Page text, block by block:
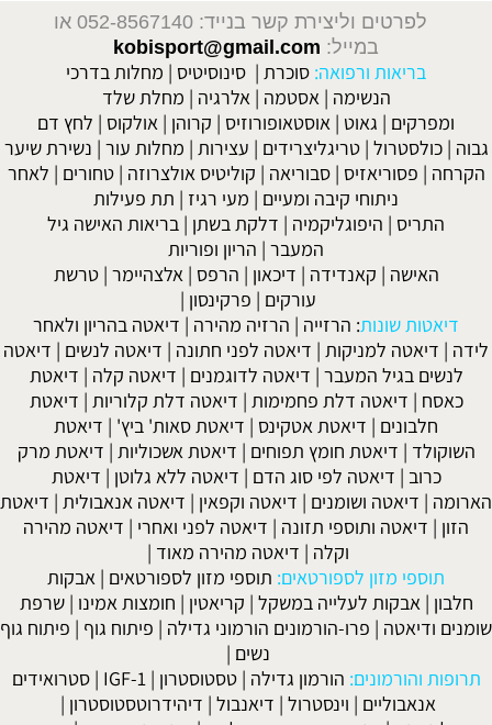
לפרטים וליצירת קשר בנייד: 052-8567140
או
במייל: kobisport@gmail.com
בריאות ורפואה: סוכרת | סינוסיטיס | מחלות בדרכי
הנשימה | אסטמה | אלרגיה | מחלת שלד
ומפרקים | גאוט | אוסטאופורוזיס | קרוהן | אולקוס | לחץ דם
גבוה |כולסטרול |טריגליצרידים | עצירות | מחלות עור | נשירת שיער
הקרחה | פסוריאזיס |סבוריאה | קוליטיס אולצרוזה |טחורים | לאחר
ניתוחי קיבה ומעיים | מעי רגיז | תת פעילות
התריס | היפוגליקמיה | דלקת בשתן | בריאות האישה גיל
המעבר | הריון ופוריות
האישה | קאנדידה | דיכאון | הרפס | אלצהיימר |טרשת
עורקים | פרקינסון |
דיאטות שונות: הרזייה | הרזיה מהירה | דיאטה בהריון ולאחר
לידה | דיאטה למניקות | דיאטה לפני חתונה | דיאטה לנשים | דיאטה
לנשים בגיל המעבר | דיאטה לדוגמנים | דיאטה קלה | דיאטת
כאסח | דיאטה דלת פחמימות | דיאטה דלת קלוריות | דיאטת
חלבונים | דיאטת אטקינס | דיאטת סאות' ביץ' | דיאטת
השוקולד | דיאטת חומץ תפוחים | דיאטת אשכוליות | דיאטת מרק
כרוב | דיאטה לפי סוג הדם | דיאטה ללא גלוטן | דיאטת
הארומה | דיאטה ושומנים | דיאטה וקפאין | דיאטה אנאבולית | דיאטת
הזון | דיאטה ותוספי תזונה | דיאטה לפני ואחרי | דיאטה מהירה
וקלה | דיאטה מהירה מאוד |
תוספי מזון לספורטאים: תוספי מזון לספורטאים | אבקות
חלבון | אבקות לעלייה במשקל | קריאטין | חומצות אמינו |שרפת
שומנים ודיאטה | פרו-הורמונים הורמוני גדילה | פיתוח גוף | פיתוח גוף
נשים |
תרופות והורמונים: הורמון גדילה |טסטוסטרון |
IGF-1
|סטרואידים
אנאבוליים | וינסטרול | דיאנבול | דיהידרוטסטוסטרון |